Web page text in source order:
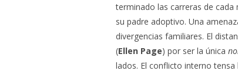
terminado las carreras de
su padre adoptivo. Una
divergencias familiares. El
(Ellen Page) por ser la única
lados. El conflicto interno